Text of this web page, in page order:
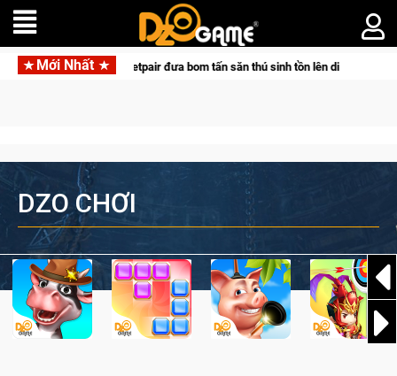
Mới Nhất
tác cùng Pocketpair đưa bom tấn săn thú sinh tồn lên di động với tên gọi
DZO CHƠI